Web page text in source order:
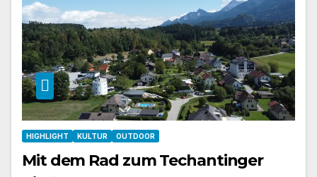
HIGHLIGHT KULTUR OUTDOOR
Mit dem Rad zum Techantinger